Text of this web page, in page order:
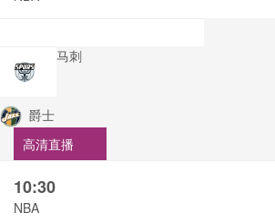
马刺
爵士
高清直播
10:30
NBA